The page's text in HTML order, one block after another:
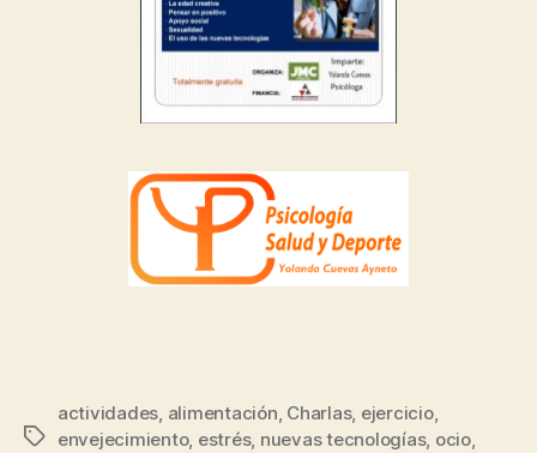
actividades, alimentación, Charlas, ejercicio,
envejecimiento, estrés, nuevas tecnologías, ocio,